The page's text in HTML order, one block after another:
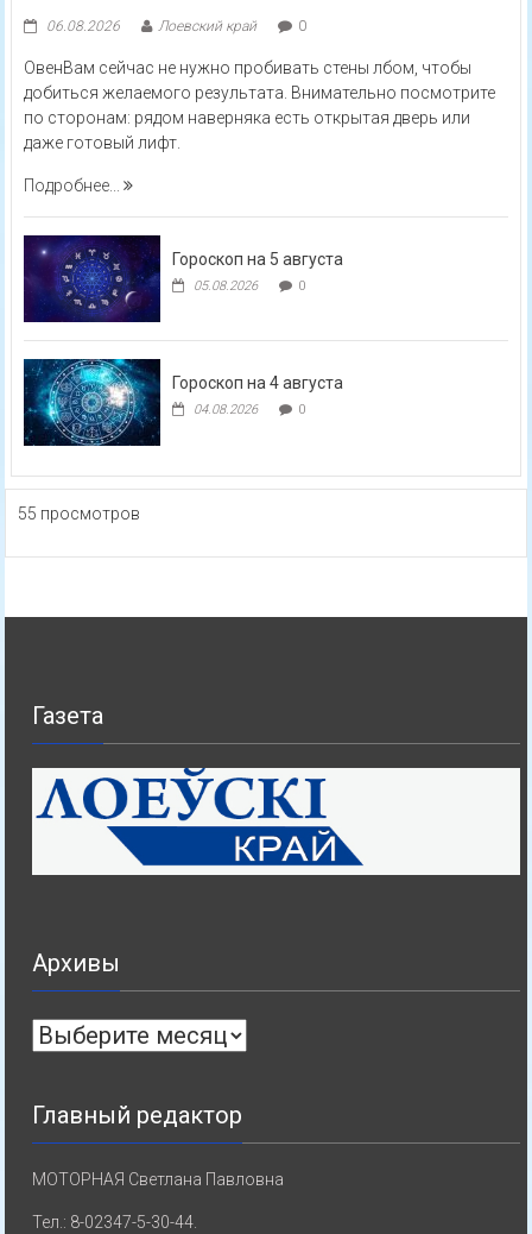
06.08.2026 Лоевский край 0
ОвенВам сейчас не нужно пробивать стены лбом, чтобы
добиться желаемого результата. Внимательно посмотрите
по сторонам: рядом наверняка есть открытая дверь или
даже готовый лифт.
Подробнее...
Гороскоп на 5 августа
05.08.2026 0
Гороскоп на 4 августа
04.08.2026 0
55 просмотров
Газета
Архивы
Архивы
Главный редактор
МОТОРНАЯ Светлана Павловна
Тел.: 8-02347-5-30-44.